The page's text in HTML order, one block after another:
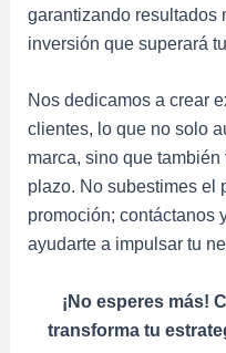
garantizando resultados
inversión que superará
Nos dedicamos a crear
clientes, lo que no solo
marca, sino que
plazo. No subestimes el
promoción; contáctanos
ayudarte a impulsar tu
¡No esperes más!
transforma tu